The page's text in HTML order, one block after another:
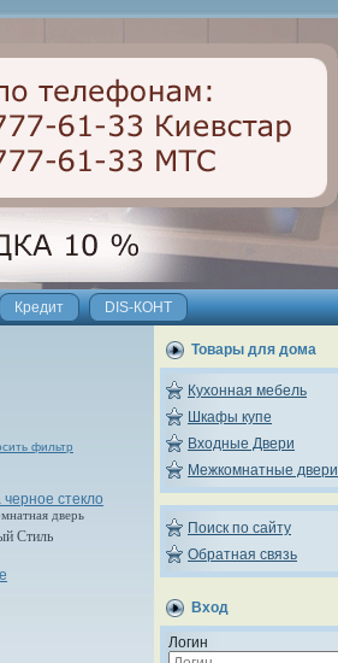
Кредит DIS-КОНТ
фильтр
стекло
дверь
Стиль
Товары для дома
Кухонная мебель
Шкафы купе
Входные Двери
Межкомнатные двери
Поиск по сайту
Обратная связь
Вход
Логин